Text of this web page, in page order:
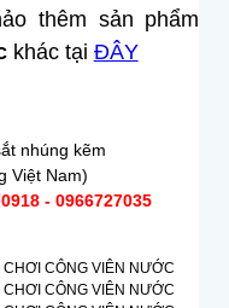
thêm sản phẩm
khác tại ĐÂY
nhúng kẽm
Việt Nam)
- 0966727035